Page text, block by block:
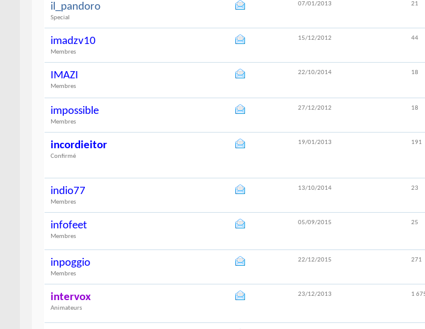
il_pandoro
Special
07/01/2013 21
imadzv10
Membres
15/12/2012 44
IMAZI
Membres
22/10/2014 18
impossible
Membres
27/12/2012 18
incordieitor
Confirmé
19/01/2013 191
indio77
Membres
13/10/2014 23
infofeet
Membres
05/09/2015 25
inpoggio
Membres
22/12/2015 271
intervox
Animateurs
23/12/2013 1